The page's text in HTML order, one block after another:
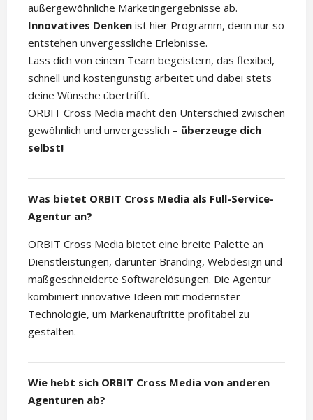
außergewöhnliche Marketingergebnisse ab.
Innovatives Denken ist hier Programm, denn nur so
entstehen unvergessliche Erlebnisse.
Lass dich von einem Team begeistern, das flexibel,
schnell und kostengünstig arbeitet und dabei stets
deine Wünsche übertrifft.
ORBIT Cross Media macht den Unterschied zwischen
gewöhnlich und unvergesslich – überzeuge dich
selbst!
Was bietet ORBIT Cross Media als Full-Service-
Agentur an?
ORBIT Cross Media bietet eine breite Palette an
Dienstleistungen, darunter Branding, Webdesign und
maßgeschneiderte Softwarelösungen. Die Agentur
kombiniert innovative Ideen mit modernster
Technologie, um Markenauftritte profitabel zu
gestalten.
Wie hebt sich ORBIT Cross Media von anderen
Agenturen ab?